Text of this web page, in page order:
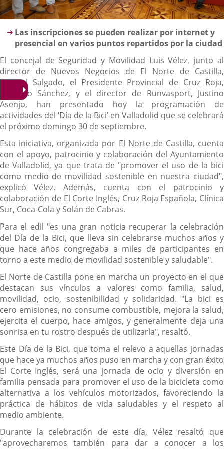
Descripción
Las inscripciones se pueden realizar por internet y
presencial en varios puntos repartidos por la ciudad
El concejal de Seguridad y Movilidad Luis Vélez, junto al
director de Nuevos Negocios de El Norte de Castilla,
Manuel Salgado, el Presidente Provincial de Cruz Roja,
Eduardo Sánchez, y el director de Runvasport, Justino
Asenjo, han presentado hoy la programación de
actividades del ‘Día de la Bici’ en Valladolid que se celebrará
el próximo domingo 30 de septiembre.
Esta iniciativa, organizada por El Norte de Castilla, cuenta
con el apoyo, patrocinio y colaboración del Ayuntamiento
de Valladolid, ya que trata de "promover el uso de la bici
como medio de movilidad sostenible en nuestra ciudad",
explicó Vélez. Además, cuenta con el patrocinio y
colaboración de El Corte Inglés, Cruz Roja Española, Clínica
Sur, Coca-Cola y Solán de Cabras.
Para el edil "es una gran noticia recuperar la celebración
del Día de la Bici, que lleva sin celebrarse muchos años y
que hace años congregaba a miles de participantes en
torno a este medio de movilidad sostenible y saludable".
El Norte de Castilla pone en marcha un proyecto en el que
destacan sus vínculos a valores como familia, salud,
movilidad, ocio, sostenibilidad y solidaridad. "La bici es
cero emisiones, no consume combustible, mejora la salud,
ejercita el cuerpo, hace amigos, y generalmente deja una
sonrisa en tu rostro después de utilizarla", resaltó.
Este Día de la Bici, que toma el relevo a aquellas jornadas
que hace ya muchos años puso en marcha y con gran éxito
El Corte Inglés, será una jornada de ocio y diversión en
familia pensada para promover el uso de la bicicleta como
alternativa a los vehículos motorizados, favoreciendo la
práctica de hábitos de vida saludables y el respeto al
medio ambiente.
Durante la celebración de este día, Vélez resaltó que
"aprovecharemos también para dar a conocer a los